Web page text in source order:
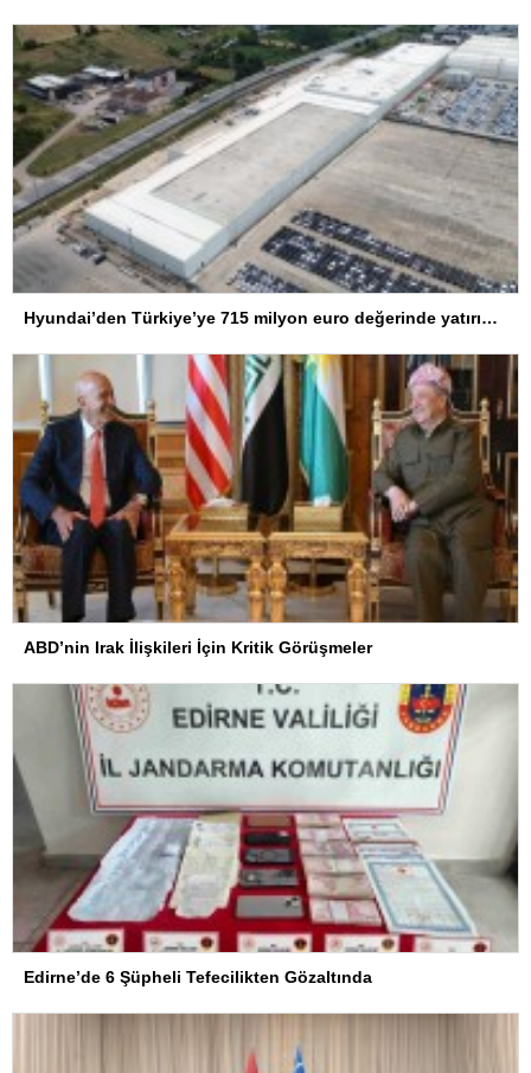
Hyundai’den Türkiye’ye 715 milyon euro değerinde yatırım hamlesi
ABD’nin Irak İlişkileri İçin Kritik Görüşmeler
Edirne’de 6 Şüpheli Tefecilikten Gözaltında